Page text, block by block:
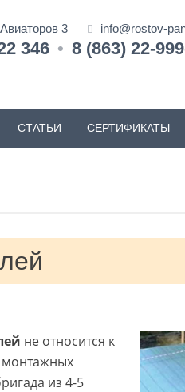
3 info@rostov-
346 • 8 (863) 22-
СТАТЬИ СЕРТИФИКАТЫ
не относится к
монтажных
из 4-5